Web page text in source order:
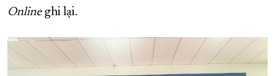
Onlineghi lại.